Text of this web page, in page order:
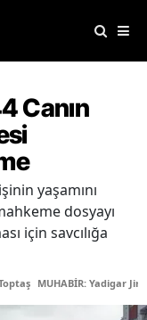
Canın
yaşamını
dosyayı
için savcılığa
MUHABİR: Yadigar Jira